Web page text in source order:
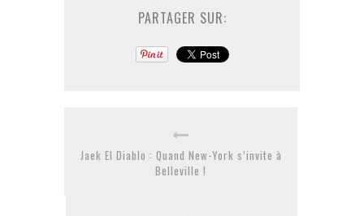
PARTAGER SUR:
Jaek El Diablo : Quand New-York s’invite à
Belleville !